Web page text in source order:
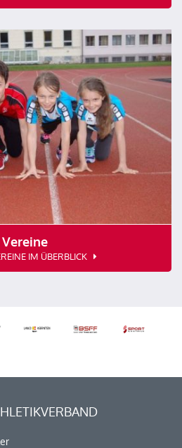
Vereine
IM ÜBERBLICK